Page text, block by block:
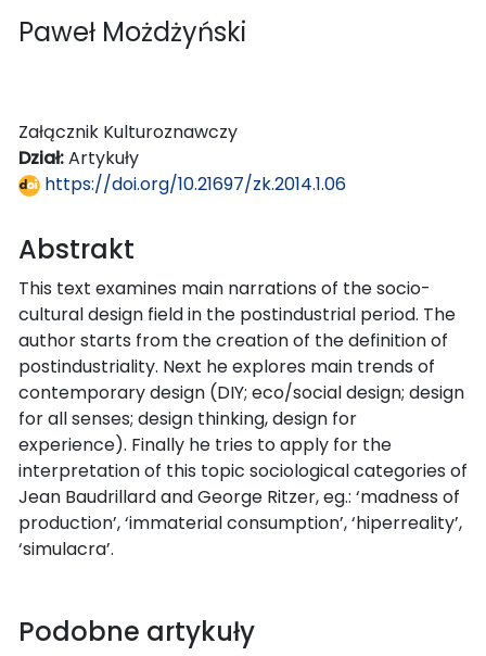
Paweł Możdżyński
Załącznik Kulturoznawczy
Dział:Artykuły
https://doi.org/10.21697/zk.2014.1.06
Abstrakt
This text examines main narrations of the socio-
cultural design field in the postindustrial period. The
author starts from the creation of the definition of
postindustriality. Next he explores main trends of
contemporary design (DIY; eco/social design; design
for all senses; design thinking, design for
experience). Finally he tries to apply for the
interpretation of this topic sociological categories of
Jean Baudrillard and George Ritzer, eg.: ‘madness of
production’, ‘immaterial consumption’, ‘hiperreality’,
‘simulacra’.
Podobne artykuły